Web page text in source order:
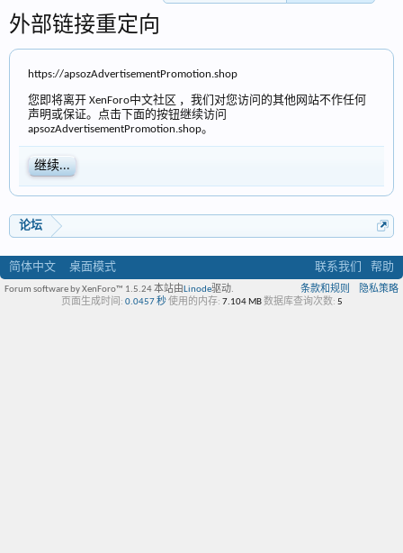
外部链接重定向
https://apsozAdvertisementPromotion.shop
您即将离开 XenForo中文社区 ，我们对您访问的其他网站不作任何
声明或保证。点击下面的按钮继续访问
apsozAdvertisementPromotion.shop。
继续...
论坛
简体中文 桌面模式 联系我们 帮助
条款和规则 隐私策略
Forum software by XenForo™ 1.5.24本站由 Linode驱动.
页面生成时间: 0.0457 秒 使用的内存: 7.104 MB 数据库查询次数: 5